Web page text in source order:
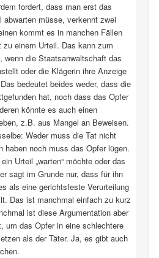
fordert, dass man erst das
abwarten müsse, verkennt zwei
kommt es in manchen Fällen
zu einem Urteil. Das kann zum
wenn die Staatsanwaltschaft das
oder die Klägerin ihre Anzeige
bedeutet beides weder, dass die
hat, noch dass das Opfer
könnte es auch einen
z.B. aus Mangel an Beweisen.
Weder muss die Tat nicht
haben noch muss das Opfer lügen.
Urteil „warten“ möchte oder das
sagt im Grunde nur, dass für ihn
als eine gerichtsfeste Verurteilung
Das ist manchmal einfach zu kurz
ist diese Argumentation aber
um das Opfer in eine schlechtere
als der Täter. Ja, es gibt auch